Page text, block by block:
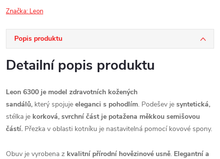
Značka: Leon
Popis produktu
Detailní popis produktu
Leon 6300 je model zdravotních kožených
sandálů, který spojuje eleganci s pohodlím. Podešev je syntetická,
stélka je korková, svrchní část je potažena měkkou semišovou
částí. Přezka v oblasti kotníku je nastavitelná pomocí kovové spony.
Obuv je vyrobena z kvalitní přírodní hovězinové usně. Elegantní a